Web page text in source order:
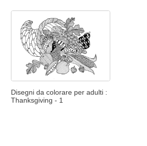
Disegni da colorare per adulti :
Thanksgiving - 1